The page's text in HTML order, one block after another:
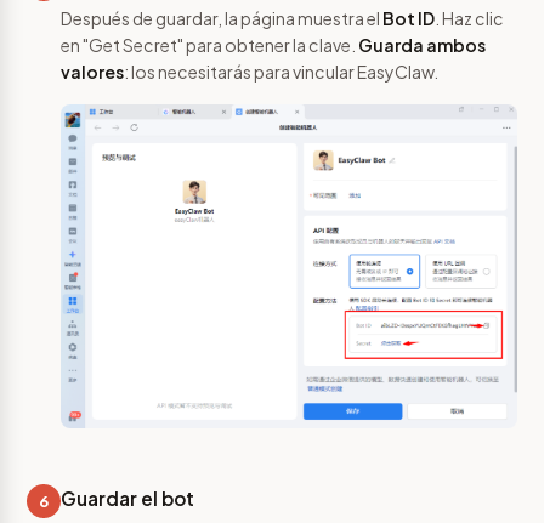
Después de guardar, la página muestra el Bot ID . Haz clic
en "Get Secret" para obtener la clave. Guarda ambos
valores: los necesitarás para vincular EasyClaw.
6 Guardar el bot